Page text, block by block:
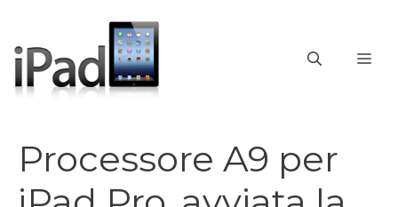
contenuto
Processore A9 per